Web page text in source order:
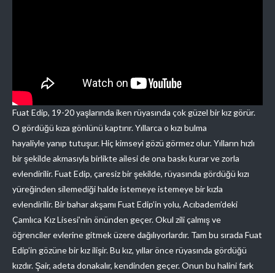
Fuat Edip, 19-20 yaşlarında iken rüyasında çok güzel bir kız görür.
O gördüğü kıza gönlünü kaptırır. Yıllarca o kızı bulma
hayaliyle yanıp tutuşur. Hiç kimseyi gözü görmez olur. Yılların hızlı
bir şekilde akmasıyla birlikte ailesi de ona baskı kurar ve zorla
evlendirilir. Fuat Edip, çaresiz bir şekilde, rüyasında gördüğü kızı
yüreğinden silemediği halde istemeye istemeye bir kızla
evlendirilir. Bir bahar akşamı Fuat Edip’in yolu, Acıbadem’deki
Çamlıca Kız Lisesi’nin önünden geçer. Okul zili çalmış ve
öğrenciler evlerine gitmek üzere dağılıyorlardır. Tam bu sırada Fuat
Edip’in gözüne bir kız ilişir. Bu kız, yıllar önce rüyasında gördüğü
kızdır. Şair, adeta donakalır, kendinden geçer. Onun bu halini fark